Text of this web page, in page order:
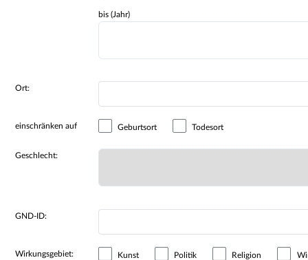
bis (Jahr)
Ort:
einschränken auf Geburtsort Todesort
Geschlecht:
GND-ID:
Wirkungsgebiet: Kunst Politik Religion